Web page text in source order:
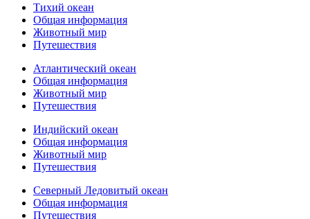
Тихий океан
Общая информация
Животный мир
Путешествия
Атлантический океан
Общая информация
Животный мир
Путешествия
Индийский океан
Общая информация
Животный мир
Путешествия
Северный Ледовитый океан
Общая информация
Путешествия